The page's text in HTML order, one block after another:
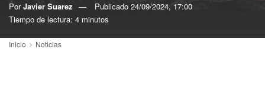
Por Javier Suarez Publicado 24/09/2024, 17:00
Tiempo de lectura: 4 minutos
Inicio Noticias